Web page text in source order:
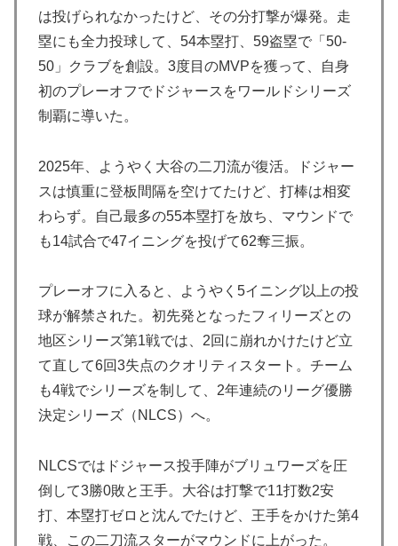
▶
韓国人「SKハイニックスが10%台の暴落！外国人投資
家と機関が売り越しを仕掛けコスピが4%を超える大幅
な下落‥」
▶
裏庭に現れたクマがスカンクに撃退されるまさかの瞬
間！！
ト1入りに現実味!?2030大会で出場枠「64」なら追い風
に！アメリカ人もポット1争いに熱視線！【海外の反
応】
韓国人「日本人女性逮捕！ソウルで夜中一人ゴルフクラ
ブ振り回し暴れた理由」
【衝撃】韓国人「日本の軽トラ、原型どこ行った」
は投げられなかったけど、その分打撃が爆発。走
塁にも全力投球して、54本塁打、59盗塁で「50-
50」クラブを創設。3度目のMVPを獲って、自身
初のプレーオフでドジャースをワールドシリーズ
制覇に導いた。
2025年、ようやく大谷の二刀流が復活。ドジャー
スは慎重に登板間隔を空けてたけど、打棒は相変
わらず。自己最多の55本塁打を放ち、マウンドで
も14試合で47イニングを投げて62奪三振。
プレーオフに入ると、ようやく5イニング以上の投
球が解禁された。初先発となったフィリーズとの
地区シリーズ第1戦では、2回に崩れかけたけど立
て直して6回3失点のクオリティスタート。チーム
も4戦でシリーズを制して、2年連続のリーグ優勝
決定シリーズ（NLCS）へ。
NLCSではドジャース投手陣がブリュワーズを圧
倒して3勝0敗と王手。大谷は打撃で11打数2安
打、本塁打ゼロと沈んでたけど、王手をかけた第4
戦、この二刀流スターがマウンドに上がった。